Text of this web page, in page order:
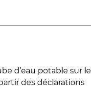
d’eau potable sur le
des déclarations